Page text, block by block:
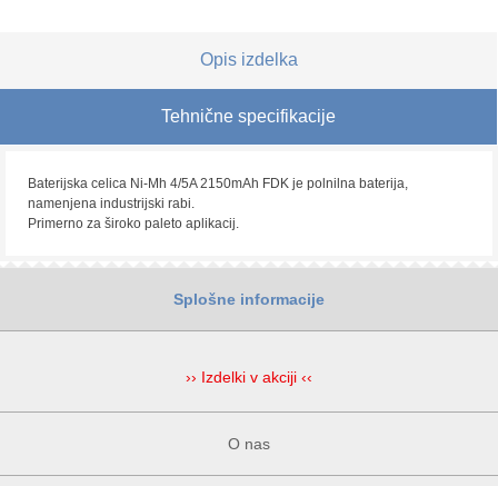
Opis izdelka
Tehnične specifikacije
Baterijska celica Ni-Mh 4/5A 2150mAh FDK je polnilna baterija,
namenjena industrijski rabi.
Primerno za široko paleto aplikacij.
Splošne informacije
›› Izdelki v akciji ‹‹
O nas